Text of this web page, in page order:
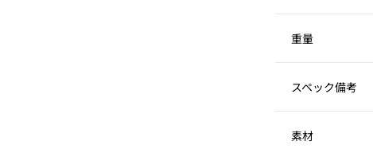
重量
スペック備考
素材